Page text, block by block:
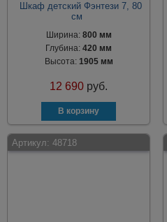
Шкаф детский Фэнтези 7, 80
см
Ширина: 800 мм
Глубина:420 мм
Высота: 1905 мм
12 690 руб.
Артикул: 48718